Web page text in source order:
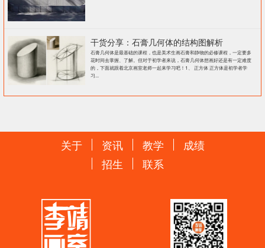
干货分享：石膏几何体的结构图解析
石膏几何体是最基础的课程，也是美术生画石膏和静物的必修课程，一定要多
花时间去掌握、了解。但对于初学者来说，石膏几何体想画好还是有一定难度
的，下面就跟着北京画室老师一起来学习吧！1、 正方体 正方体是初学者学
习...
关于 资讯 教学
成绩
招生
联系